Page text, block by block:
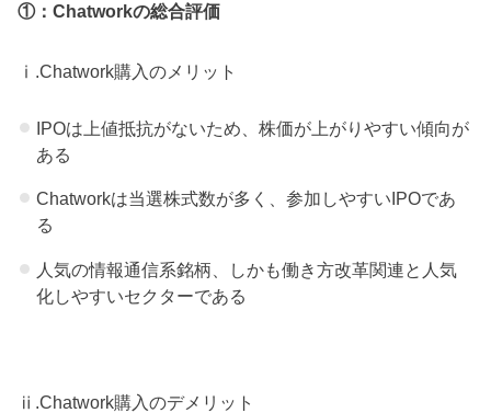
①：Chatworkの総合評価
ⅰ.Chatwork購入のメリット
IPOは上値抵抗がないため、株価が上がりやすい傾向が
ある
Chatworkは当選株式数が多く、参加しやすいIPOであ
る
人気の情報通信系銘柄、しかも働き方改革関連と人気
化しやすいセクターである
ⅱ.Chatwork購入のデメリット